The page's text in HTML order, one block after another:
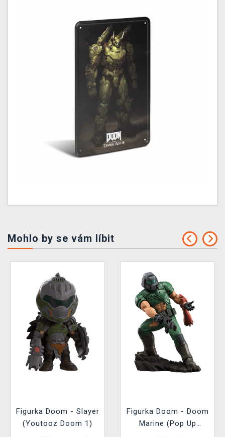
Mohlo by se vám líbit
Figurka Doom - Slayer
(Youtooz Doom 1)
Figurka Doom - Doom
Marine (Pop Up